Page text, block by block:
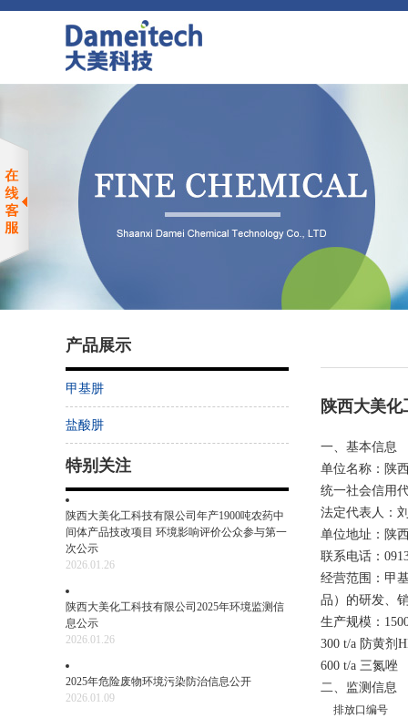
产品展示
甲基肼
盐酸肼
特别关注
陕西大美化工科技有限公司年产1900吨农药中
间体产品技改项目 环境影响评价公众参与第一
次公示
2026.01.26
陕西大美化工科技有限公司2025年环境监测信
息公示
2026.01.26
2025年危险废物环境污染防治信息公开
2026.01.09
陕西大美
一、基本信息
单位名称：陕
统一社会信用
法定代表人：
单位地址：陕
联系电话：
经营范围：甲
品）的研发、
生产规模：
300 t/a 防黄
600 t/a 三
二、监测信息
排放口编号